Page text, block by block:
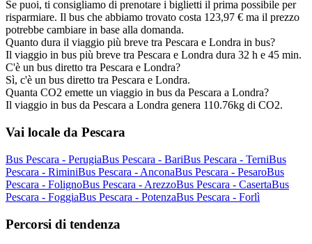
Se puoi, ti consigliamo di prenotare i biglietti il prima possibile per
risparmiare. Il bus che abbiamo trovato costa 123,97 € ma il prezzo
potrebbe cambiare in base alla domanda.
Quanto dura il viaggio più breve tra Pescara e Londra in bus?
Il viaggio in bus più breve tra Pescara e Londra dura 32 h e 45 min.
C'è un bus diretto tra Pescara e Londra?
Sì, c'è un bus diretto tra Pescara e Londra.
Quanta CO2 emette un viaggio in bus da Pescara a Londra?
Il viaggio in bus da Pescara a Londra genera 110.76kg di CO2.
Vai locale da Pescara
Bus Pescara - PerugiaBus Pescara - BariBus Pescara - TerniBus
Pescara - RiminiBus Pescara - AnconaBus Pescara - PesaroBus
Pescara - FolignoBus Pescara - ArezzoBus Pescara - CasertaBus
Pescara - FoggiaBus Pescara - PotenzaBus Pescara - Forlì
Percorsi di tendenza